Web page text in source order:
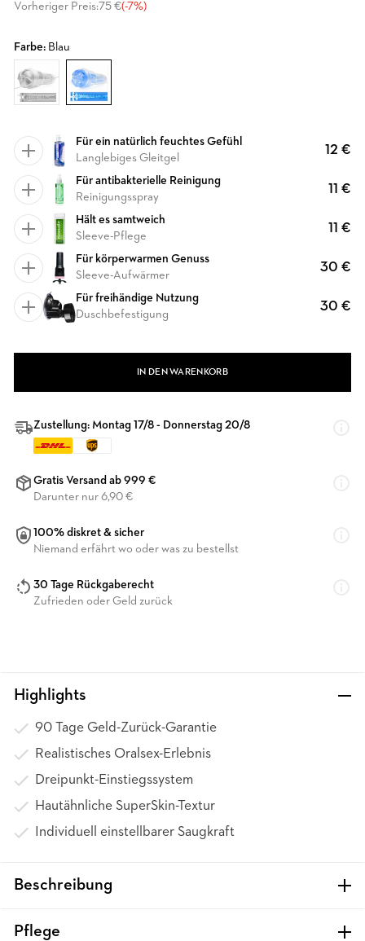
Vorheriger Preis:75 €(-7%)
Farbe: Blau
Für ein natürlich feuchtes Gefühl
Langlebiges Gleitgel
12 €
Für antibakterielle Reinigung
Reinigungsspray
11 €
Hält es samtweich
Sleeve-Pflege
11 €
Für körperwarmen Genuss
Sleeve-Aufwärmer
30 €
Für freihändige Nutzung
Duschbefestigung
30 €
IN DEN WARENKORB
Zustellung: Montag 17/8 - Donnerstag 20/8
Gratis Versand ab 999 €
Darunter nur 6,90 €
100% diskret & sicher
Niemand erfährt wo oder was zu bestellst
30 Tage Rückgaberecht
Zufrieden oder Geld zurück
Highlights
90 Tage Geld-Zurück-Garantie
Realistisches Oralsex-Erlebnis
Dreipunkt-Einstiegssystem
Hautähnliche SuperSkin-Textur
Individuell einstellbarer Saugkraft
Beschreibung
Pflege